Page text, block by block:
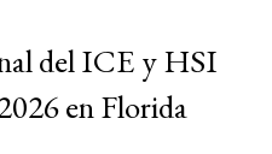
del ICE y HSI
en Florida